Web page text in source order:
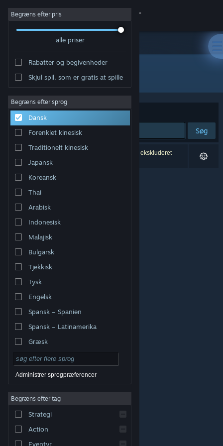
Log på
Om
Support
Skift sprog
Hent Steam-mobilappen
Vis desktop-webside
varemærker tilhører deres respektive indehavere i USA
Tilgængelighed
Refunderinger|
Begræns efter pris
alle priser
Rabatter og begivenheder
Skjul spil, som er gratis at spille
Begræns efter sprog
Dansk
Forenklet kinesisk
Traditionelt kinesisk
Japansk
Koreansk
Thai
Arabisk
Indonesisk
Malajisk
Bulgarsk
Tjekkisk
Tysk
Engelsk
Spansk – Spanien
Spansk – Latinamerika
Græsk
Administrer sprogpræferencer
Begræns efter tag
Strategi
Action
Eventyr
Alle produkter
Sorter efter Relevans
Søg
0 resultater matcher din søgning. 1 titel er blevet ekskluderet
baseret på dine præferencer.